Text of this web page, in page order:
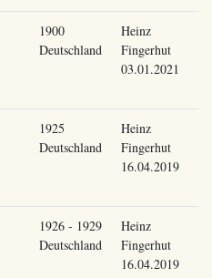
1900
Deutschland
Heinz
Fingerhut
03.01.2021
1925
Deutschland
Heinz
Fingerhut
16.04.2019
1926 - 1929
Deutschland
Heinz
Fingerhut
16.04.2019